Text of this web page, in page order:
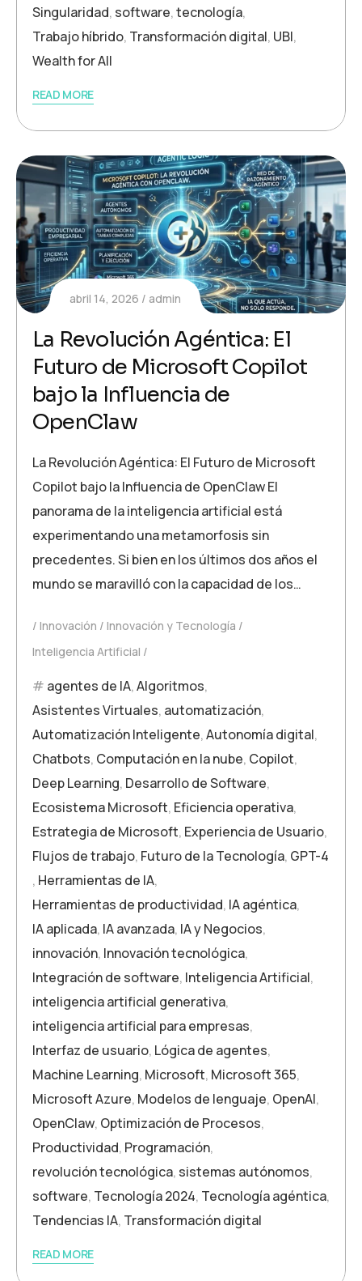
Singularidad, software,tecnología,
Trabajo híbrido, Transformación digital, UBI,
Wealth for All
READ MORE
abril 14, 2026 admin
La Revolución Agéntica: El
Futuro de Microsoft Copilot
bajo la Influencia de
OpenClaw
La Revolución Agéntica: El Futuro de Microsoft
Copilot bajo la Influencia de OpenClaw El
panorama de la inteligencia artificial está
experimentando una metamorfosis sin
precedentes. Si bien en los últimos dos años el
mundo se maravilló con la capacidad de los…
Innovación
Innovación y Tecnología
Inteligencia Artificial
agentes de IA,Algoritmos,
Asistentes Virtuales, automatización,
Automatización Inteligente,Autonomía digital,
Chatbots, Computación en la nube, Copilot,
Deep Learning, Desarrollo de Software,
Ecosistema Microsoft, Eficiencia operativa,
Estrategia de Microsoft, Experiencia de Usuario,
Flujos de trabajo, Futuro de la Tecnología, GPT-4
, Herramientas de IA,
Herramientas de productividad, IA agéntica,
IA aplicada, IA avanzada, IA y Negocios,
innovación, Innovación tecnológica,
Integración de software, Inteligencia Artificial,
inteligencia artificial generativa,
inteligencia artificial para empresas,
Interfaz de usuario, Lógica de agentes,
Machine Learning, Microsoft, Microsoft 365,
Microsoft Azure, Modelos de lenguaje, OpenAI,
OpenClaw, Optimización de Procesos,
Productividad, Programación,
revolución tecnológica, sistemas autónomos,
software, Tecnología 2024, Tecnología agéntica,
Tendencias IA, Transformación digital
READ MORE